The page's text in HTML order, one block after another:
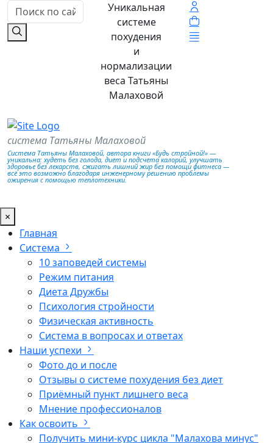
Уникальная
системе
похудения
и
нормализации
веса Татьяны
Малаховой
система Татьяны Малаховой
Система Татьяны Малаховой, автора книги «Будь стройной!» —
уникальна: худеть без голода, диет и подсчета калорий, улучшать
здоровье без лекарств, сжигать лишний жир без помощи фитнеса —
всё это возможно благодаря инженерному решению проблемы
ожирения с помощью теплотехники.
×
Главная
Система
10 заповедей системы
Режим питания
Диета Дружбы
Психология стройности
Физическая активность
Система в вопросах и ответах
Наши успехи
Фото до и после
Отзывы о системе похудения без диет
Приёмный пункт лишнего веса
Мнение профессионалов
Как освоить
Получить мини-курс цикла "Малахова минус"